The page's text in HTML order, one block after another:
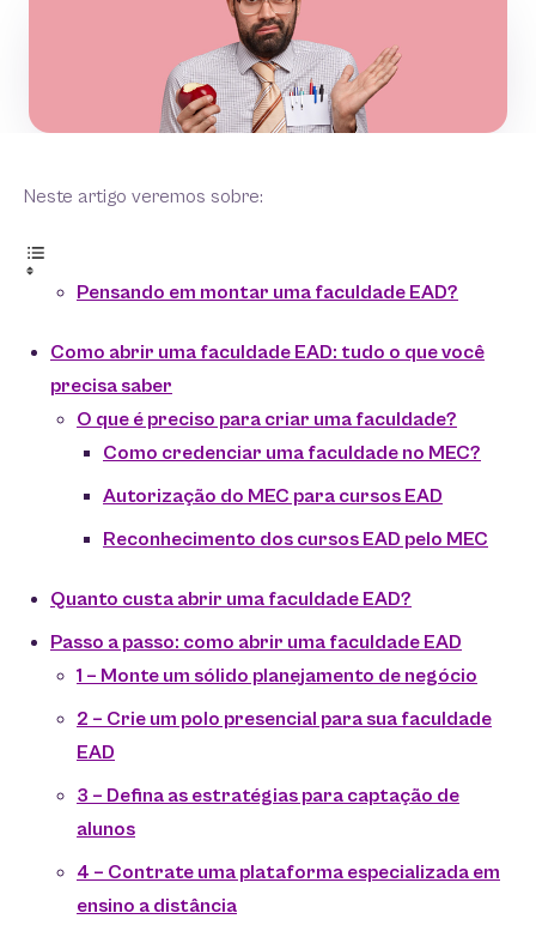
Neste artigo veremos sobre:
Pensando em montar uma faculdade EAD?
Como abrir uma faculdade EAD: tudo o que você
precisa saber
O que é preciso para criar uma faculdade?
Como credenciar uma faculdade no MEC?
Autorização do MEC para cursos EAD
Reconhecimento dos cursos EAD pelo MEC
Quanto custa abrir uma faculdade EAD?
Passo a passo: como abrir uma faculdade EAD
1 – Monte um sólido planejamento de negócio
2 – Crie um polo presencial para sua faculdade
EAD
3 – Defina as estratégias para captação de
alunos
4 – Contrate uma plataforma especializada em
ensino a distância